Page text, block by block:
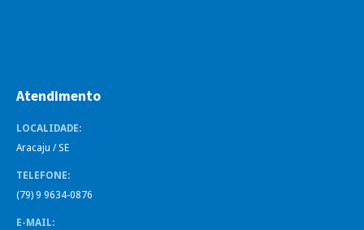
Atendimento
LOCALIDADE:
Aracaju / SE
TELEFONE:
(79) 9 9634-0876
E-MAIL: